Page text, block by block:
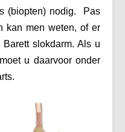
(biopten) nodig. Pas
kan men weten, of er
slokdarm. Als u
u daarvoor onder